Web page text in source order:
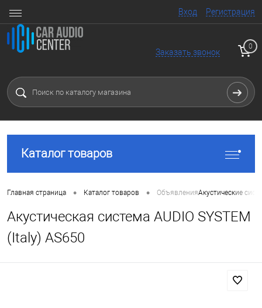
Вход Регистрация
Заказать звонок
0
Каталог товаров
Главная страница • Каталог товаров • ОбъявленияАкустические
Акустическая система AUDIO SYSTEM
(Italy) AS650